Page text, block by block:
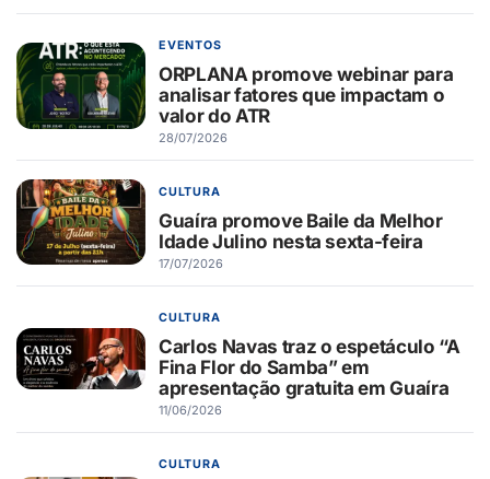
EVENTOS
ORPLANA promove webinar para
analisar fatores que impactam o
valor do ATR
28/07/2026
CULTURA
Guaíra promove Baile da Melhor
Idade Julino nesta sexta-feira
17/07/2026
CULTURA
Carlos Navas traz o espetáculo “A
Fina Flor do Samba” em
apresentação gratuita em Guaíra
11/06/2026
CULTURA